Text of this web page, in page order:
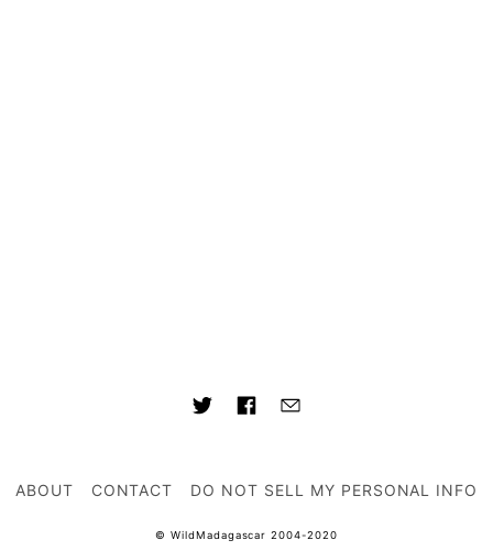
ABOUT CONTACT DO NOT SELL MY PERSONAL INFO
© WildMadagascar 2004-2020